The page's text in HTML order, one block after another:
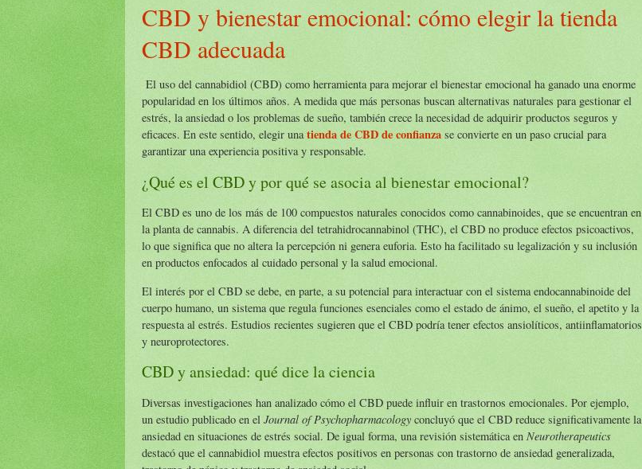
CBD y bienestar emocional: cómo elegir la tienda
CBD adecuada
El uso del cannabidiol (CBD) como herramienta para mejorar el bienestar emocional ha ganado una enorme
popularidad en los últimos años. A medida que más personas buscan alternativas naturales para gestionar el
estrés, la ansiedad o los problemas de sueño, también crece la necesidad de adquirir productos seguros y
eficaces. En este sentido, elegir unatienda de CBD de confianza se convierte en un paso crucial para
garantizar una experiencia positiva y responsable.
¿Qué es el CBD y por qué se asocia al bienestar emocional?
El CBD es uno de los más de 100 compuestos naturales conocidos como cannabinoides, que se encuentran en
la planta de cannabis. A diferencia del tetrahidrocannabinol (THC), el CBD no produce efectos psicoactivos,
lo que significa que no altera la percepción ni genera euforia. Esto ha facilitado su legalización y su inclusión
en productos enfocados al cuidado personal y la salud emocional.
El interés por el CBD se debe, en parte, a su potencial para interactuar con el sistema endocannabinoide del
cuerpo humano, un sistema que regula funciones esenciales como el estado de ánimo, el sueño, el apetito y la
respuesta al estrés. Estudios recientes sugieren que el CBD podría tener efectos ansiolíticos, antiinflamatorios
y neuroprotectores.
CBD y ansiedad: qué dice la ciencia
Diversas investigaciones han analizado cómo el CBD puede influir en trastornos emocionales. Por ejemplo,
un estudio publicado en el Journal of Psychopharmacology concluyó que el CBD reduce significativamente la
ansiedad en situaciones de estrés social. De igual forma, una revisión sistemática en Neurotherapeutics
destacó que el cannabidiol muestra efectos positivos en personas con trastorno de ansiedad generalizada,